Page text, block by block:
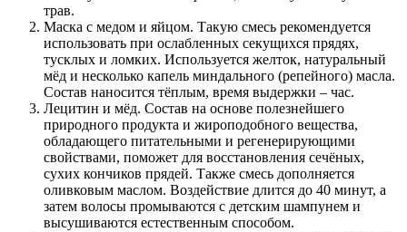
трав.
Маска с медом и яйцом. Такую смесь рекомендуется
использовать при ослабленных секущихся прядях,
тусклых и ломких. Используется желток, натуральный
мёд и несколько капель миндального (репейного) масла.
Состав наносится тёплым, время выдержки – час.
Лецитин и мёд. Состав на основе полезнейшего
природного продукта и жироподобного вещества,
обладающего питательными и регенерирующими
свойствами, поможет для восстановления сечёных,
сухих кончиков прядей. Также смесь дополняется
оливковым маслом. Воздействие длится до 40 минут, а
затем волосы промываются с детским шампунем и
высушиваются естественным способом.